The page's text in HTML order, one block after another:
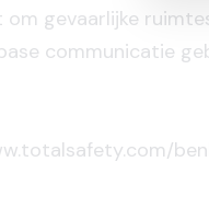
gevaarlijke
communicatie